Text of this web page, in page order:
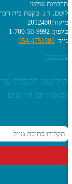
תרבויות עולמי
לוטם, ד.נ. בקעת בית
מיקוד:2012400
טלפון: 1-700-50-9992
נייד: 054-4751080
צרו קשר
הירשמו לקבלת
ומאמרים חדשים